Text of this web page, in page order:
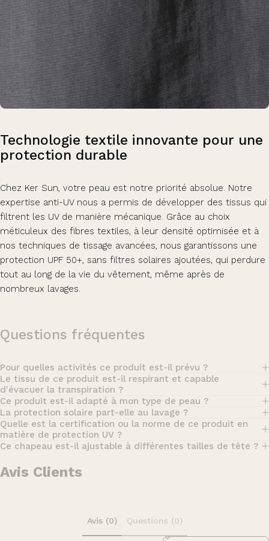
Technologie textile innovante pour une
protection durable
Chez Ker Sun, votre peau est notre priorité absolue. Notre
expertise anti-UV nous a permis de développer des tissus qui
filtrent les UV de manière mécanique. Grâce au choix
méticuleux des fibres textiles, à leur densité optimisée et à
nos techniques de tissage avancées, nous garantissons une
protection UPF 50+, sans filtres solaires ajoutées, qui perdure
tout au long de la vie du vêtement, même après de
nombreux lavages.
Questions fréquentes
Pour quelles activités ce produit est-il prévu ?
Le tissu de ce produit est-il respirant et capable
d'évacuer la transpiration ?
Ce produit est-il adapté à mon type de peau ?
La protection solaire part-elle au lavage ?
Quelle est la certification ou la norme de ce produit en
matière de protection UV ?
Ce chapeau est-il ajustable à différentes tailles de tête ?
Avis Clients
Avis (0) Questions (0)